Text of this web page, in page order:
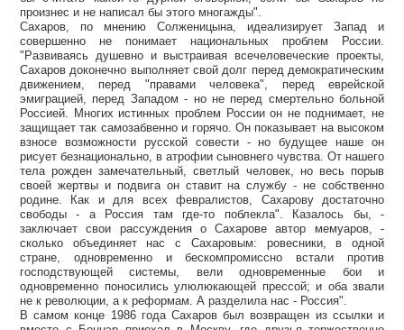
произнес и не написал бы этого многажды".
Сахаров, по мнению Солженицына, идеализирует Запад и
совершенно не понимает национальных проблем России.
"Развиваясь душевно и выстраивая всечеловеческие проекты,
Сахаров доконечно выполняет свой долг перед демократическим
движением, перед "правами человека", перед еврейской
эмиграцией, перед Западом - но не перед смертельно больной
Россией. Многих истинных проблем России он не поднимает, не
защищает так самозабвенно и горячо. Он показывает на высоком
взносе возможности русской совести - но будущее наше он
рисует безнационально, в атрофии сыновнего чувства. От нашего
тела рожден замечательный, светлый человек, но весь порыв
своей жертвы и подвига он ставит на службу - не собственно
родине. Как и для всех февралистов, Сахарову достаточно
свободы - а Россия там где-то поблекла". Казалось бы, -
заключает свои рассуждения о Сахарове автор мемуаров, -
сколько объединяет нас с Сахаровым: ровесники, в одной
стране, одновременно и бескомпромиссно встали против
господствующей системы, вели одновременные бои и
одновременно поносились улюлюкающей прессой; и оба звали
не к революции, а к реформам. А разделила нас - Россия".
В самом конце 1986 года Сахаров был возвращен из ссылки и